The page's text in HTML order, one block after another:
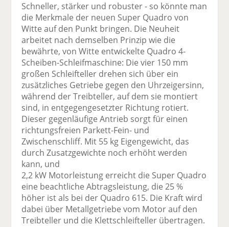
Schneller, stärker und robuster - so könnte man
die Merkmale der neuen Super Quadro von
Witte auf den Punkt bringen. Die Neuheit
arbeitet nach demselben Prinzip wie die
bewährte, von Witte entwickelte Quadro 4-
Scheiben-Schleifmaschine: Die vier 150 mm
großen Schleifteller drehen sich über ein
zusätzliches Getriebe gegen den Uhrzeigersinn,
während der Treibteller, auf dem sie montiert
sind, in entgegengesetzter Richtung rotiert.
Dieser gegenläufige Antrieb sorgt für einen
richtungsfreien Parkett-Fein- und
Zwischenschliff. Mit 55 kg Eigengewicht, das
durch Zusatzgewichte noch erhöht werden
kann, und
2,2 kW Motorleistung erreicht die Super Quadro
eine beachtliche Abtragsleistung, die 25 %
höher ist als bei der Quadro 615. Die Kraft wird
dabei über Metallgetriebe vom Motor auf den
Treibteller und die Klettschleifteller übertragen.